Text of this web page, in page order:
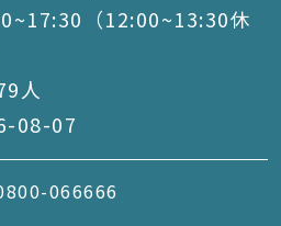
（12:00~13:30休
人
08-07
066666